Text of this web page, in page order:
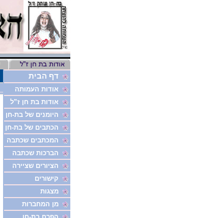
דף הבית
אודות העמותה
אודות בת חן ז”ל
היומנים של בת-חן
הכתבים של בת-חן
המכתבים שכתבה
הברכות שכתבה
הציורים שציירה
קישורים
מצגות
מן המחברות